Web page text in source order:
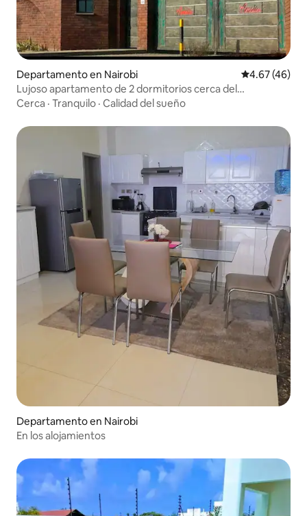
Departamento en Nairobi Calificación
4.67 (46)
Lujoso apartamento de 2 dormitorios cerca del
aeropuerto JKIA/SGR con balcón
Cerca · Tranquilo · Calidad del sueño
Departamento en Nairobi
En los alojamientos